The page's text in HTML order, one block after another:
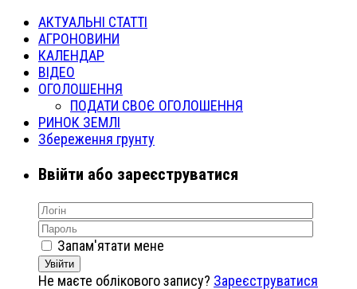
АКТУАЛЬНІ СТАТТІ
АГРОНОВИНИ
КАЛЕНДАР
ВІДЕО
ОГОЛОШЕННЯ
ПОДАТИ СВОЄ ОГОЛОШЕННЯ
РИНОК ЗЕМЛІ
Збереження грунту
Ввійти або зареєструватися
Запам'ятати мене
Увійти
Не маєте облікового запису? Зареєструватися